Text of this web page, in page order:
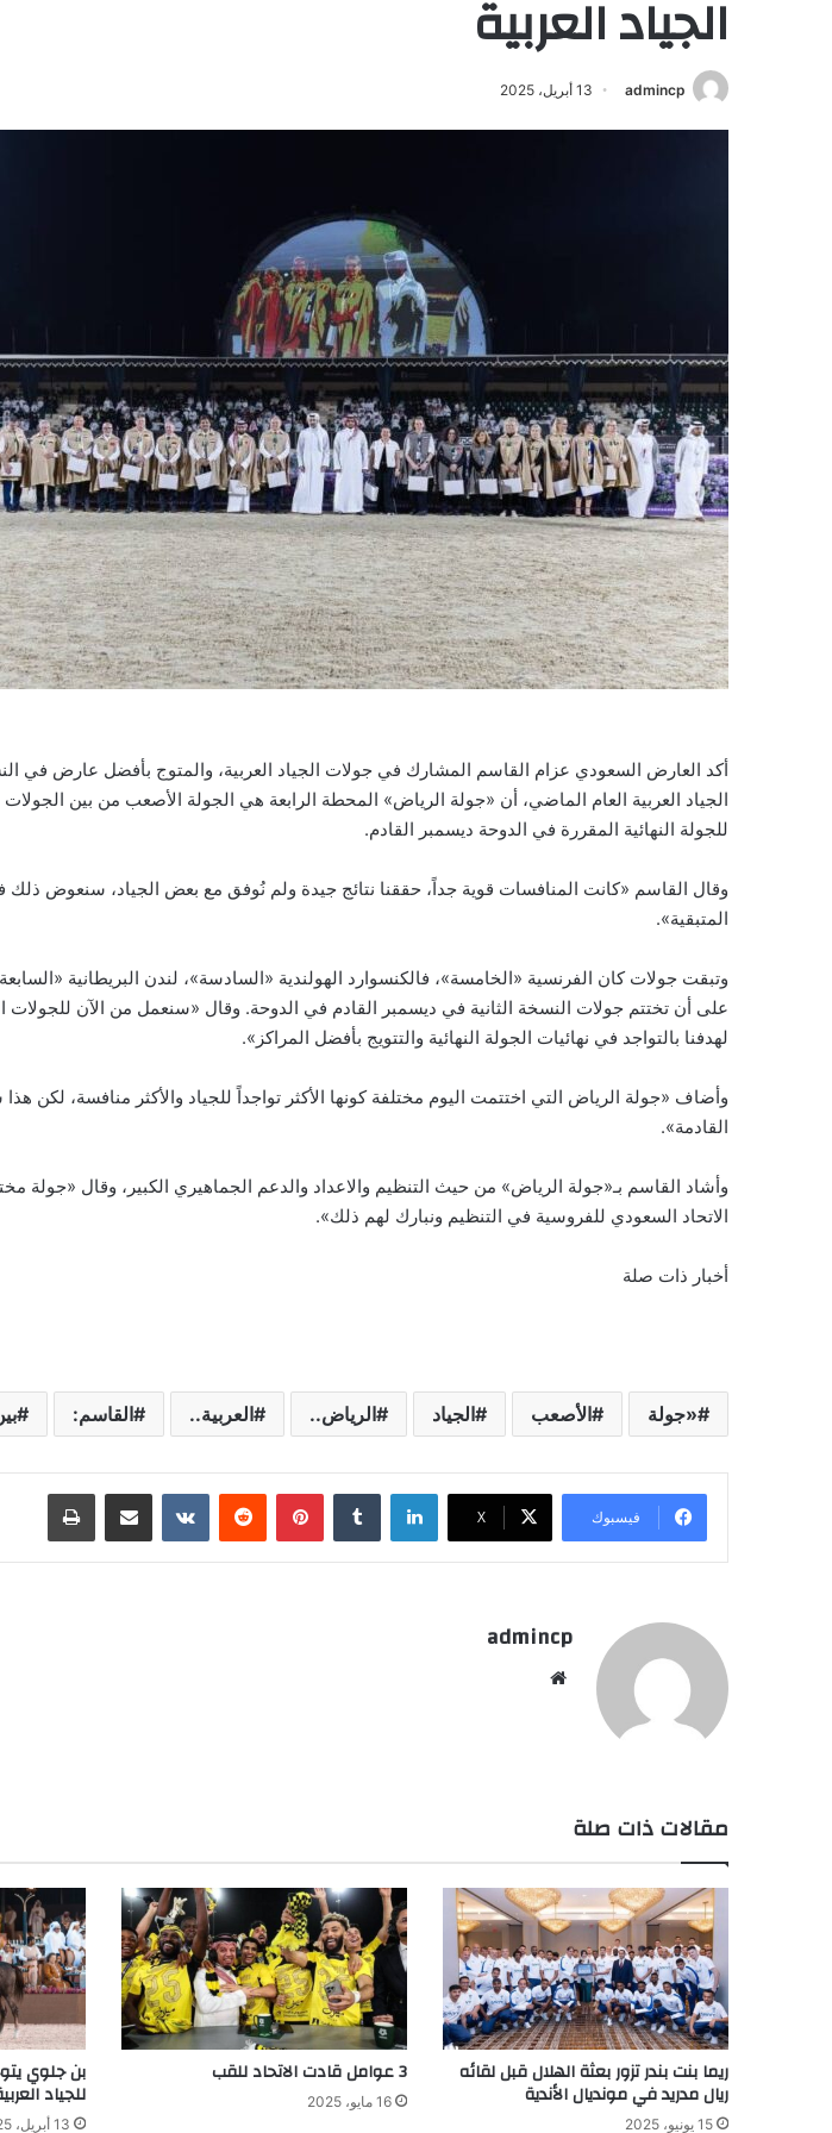
الجياد العربية
admincp 13 أبريل، 2025
أكد العارض السعودي عزام القاسم المشارك في جولات الجياد العربية، والمتوج بأفضل عارض في
الجياد العربية العام الماضي، أن «جولة الرياض» المحطة الرابعة هي الجولة الأصعب من بين
للجولة النهائية المقررة في الدوحة ديسمبر القادم.
وقال القاسم «كانت المنافسات قوية جداً، حققنا نتائج جيدة ولم نُوفق مع بعض الجياد، سنعوض
المتبقية».
وتبقت جولات كان الفرنسية «الخامسة»، فالكنسوارد الهولندية «السادسة»، لندن البريطانية
على أن تختتم جولات النسخة الثانية في ديسمبر القادم في الدوحة. وقال «سنعمل من الآن للجولات
لهدفنا بالتواجد في نهائيات الجولة النهائية والتتويج بأفضل المراكز».
وأضاف «جولة الرياض التي اختتمت اليوم مختلفة كونها الأكثر تواجداً للجياد والأكثر منافسة، لكن
القادمة».
وأشاد القاسم بـ«جولة الرياض» من حيث التنظيم والاعداد والدعم الجماهيري الكبير، وقال «جولة
الاتحاد السعودي للفروسية في التنظيم ونبارك لهم ذلك».
أخبار ذات صلة
«جولة الأصعب الجياد الرياض.. العربية.. القاسم:
فيسبوك ‫X
لينكدإن بينتيريست
admincp
مقالات ذات صلة
ريما بنت بندر تزور بعثة الهلال قبل لقائه
ريال مدريد في مونديال الأندية
15 يونيو، 2025
3 عوامل قادت الاتحاد للقب
16 مايو، 2025
بن جلوي
للجياد
13 أبريل، 2025